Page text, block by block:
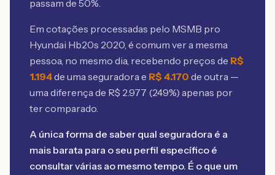
passam de 50%.
Em cotações processadas pelo MSMB pro
Hyundai Hb20s 2020, é comum ver a mesma
pessoa, no mesmo dia, recebendo preços de R$
1.194de uma seguradora e R$ 4.170 de outra —
uma diferença de R$ 2.977 (249%) apenas por
ter comparado.
A única forma de saber qual seguradora é a
mais barata para o seu perfil específico é
consultar várias ao mesmo tempo. É o que um